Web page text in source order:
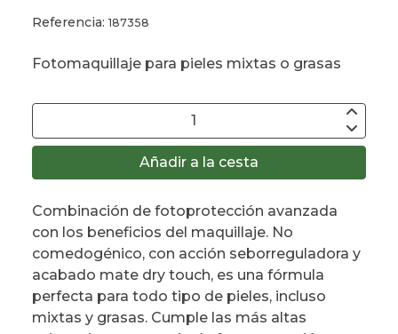
Referencia:187358
Fotomaquillaje para pieles mixtas o grasas
Añadir a la cesta
Combinación de fotoprotección avanzada
con los beneficios del maquillaje. No
comedogénico, con acción seborreguladora y
acabado mate dry touch, es una fórmula
perfecta para todo tipo de pieles, incluso
mixtas y grasas. Cumple las más altas